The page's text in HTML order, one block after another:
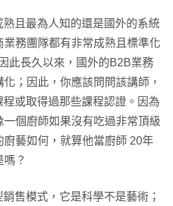
且最為人知的還是國外的系統
務團隊都有非常成熟且標準化
此長久以來，國外的B2B業務
；因此，你應該問問該講師，
或取得過那些課程認證。因為
個廚師如果沒有吃過非常頂級
藝如何，就算他當廚師 20年
？
售模式，它是科學不是藝術；